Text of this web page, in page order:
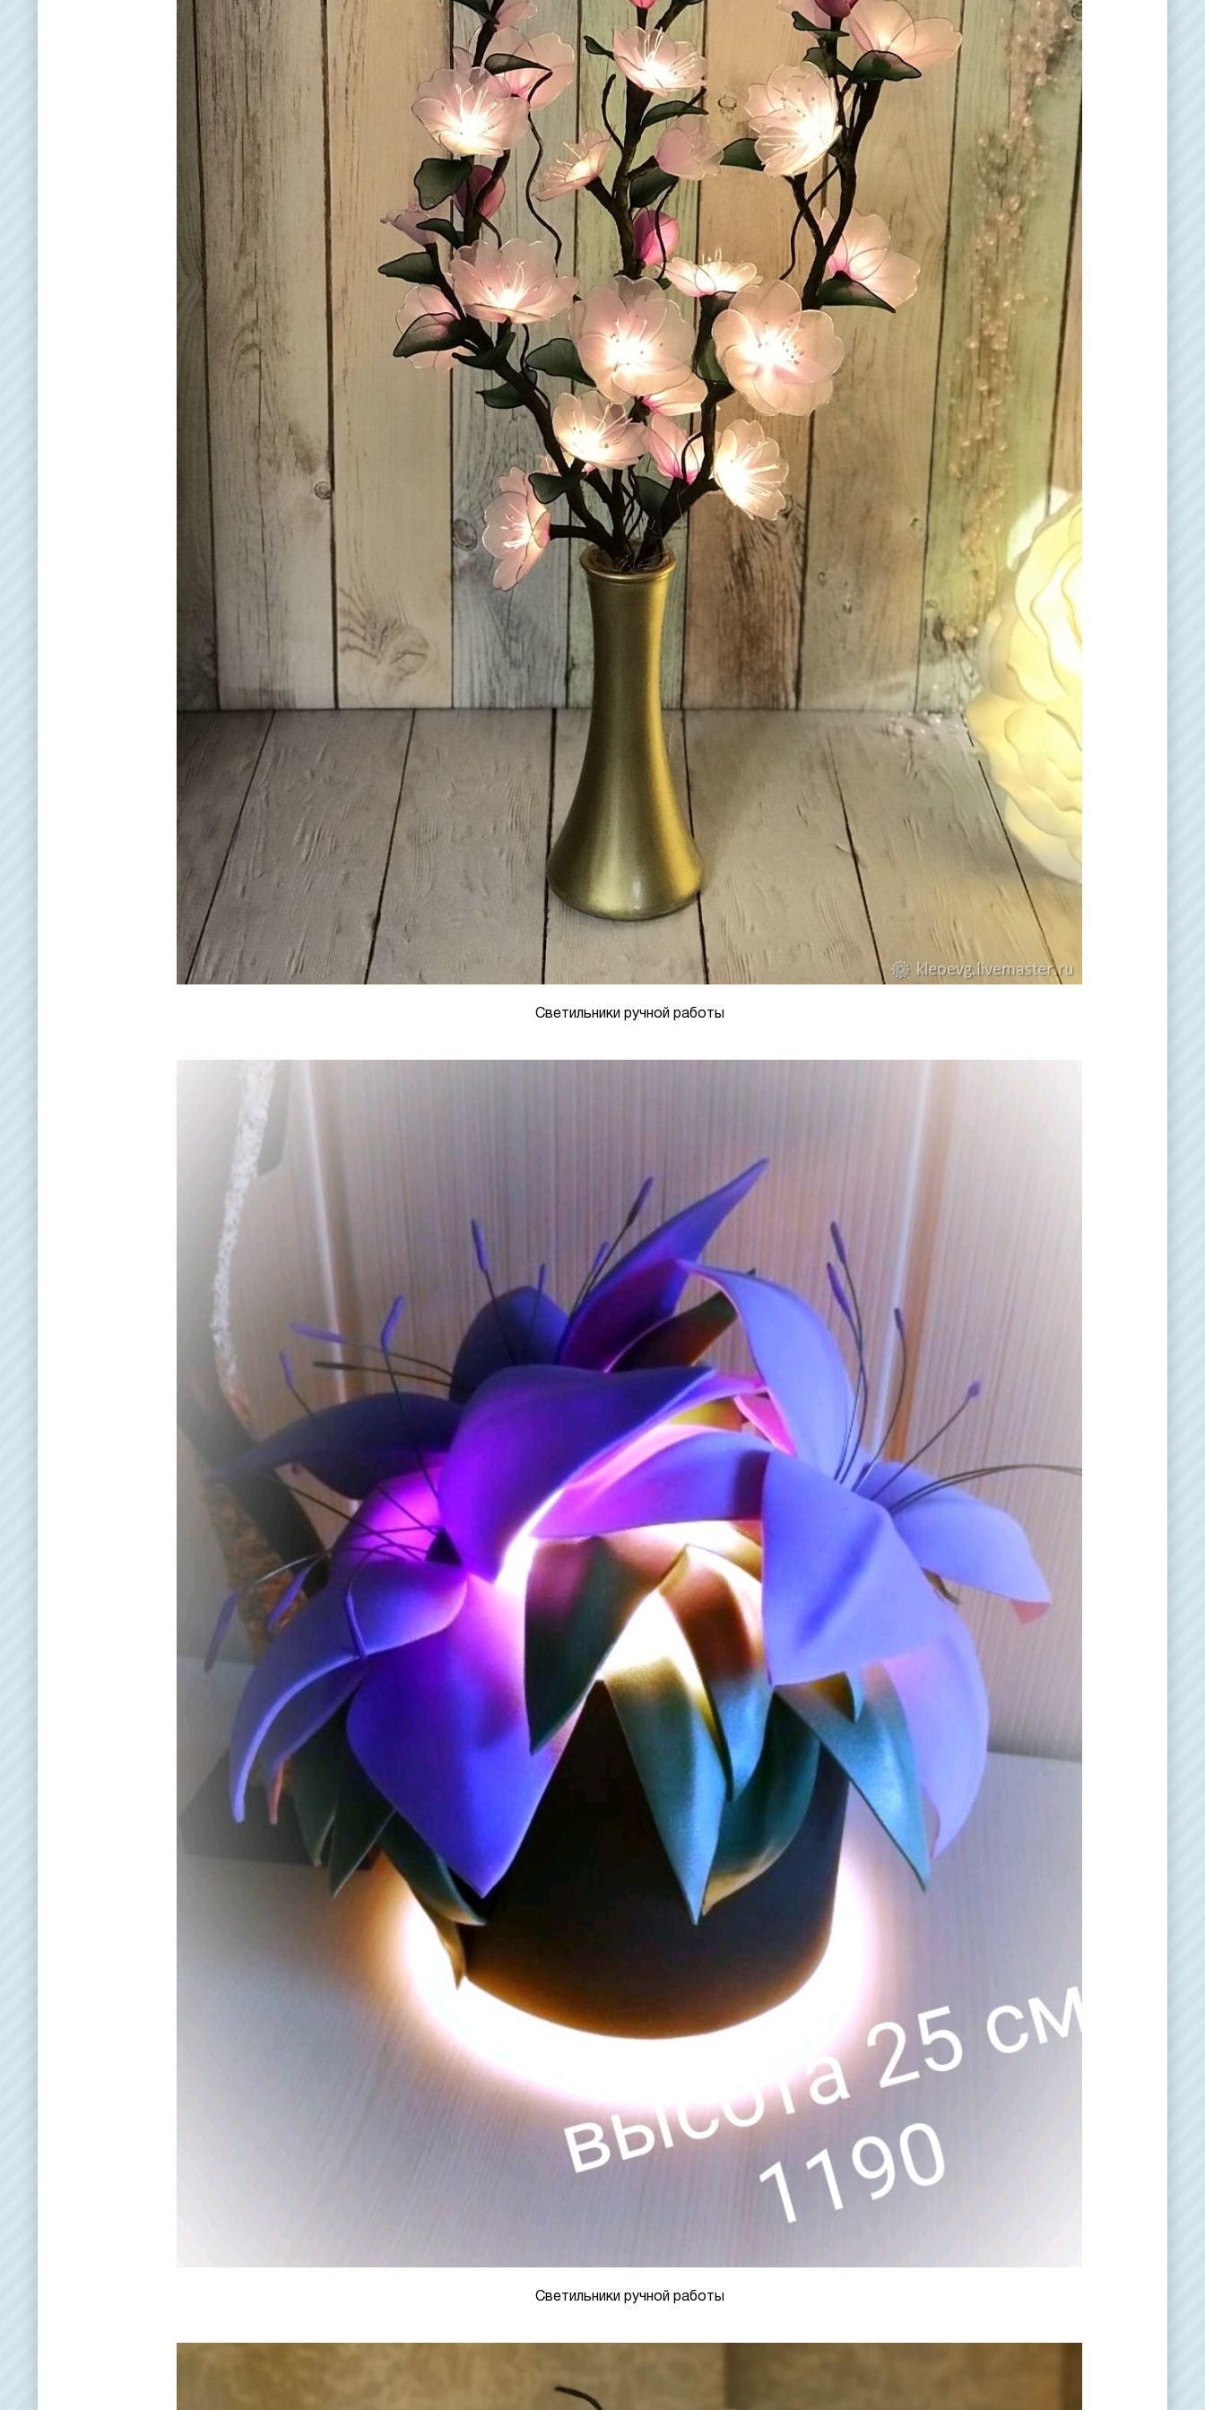
Светильники ручной работы
Светильники ручной работы